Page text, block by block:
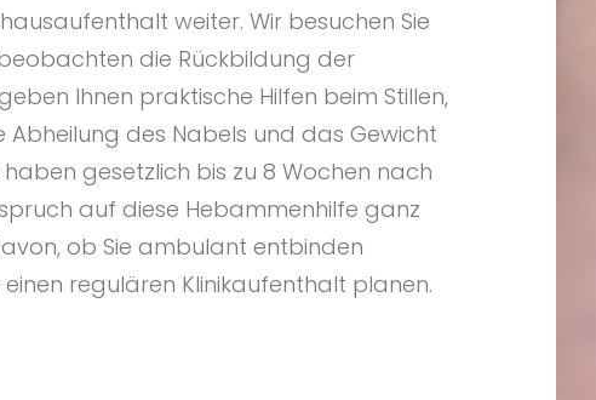
weiter. Wir besuchen Sie
die Rückbildung der
Ihnen praktische Hilfen beim Stillen,
Abheilung des Nabels und das Gewicht
haben gesetzlich bis zu 8 Wochen nach
auf diese Hebammenhilfe ganz
ob Sie ambulant entbinden
regulären Klinikaufenthalt planen.